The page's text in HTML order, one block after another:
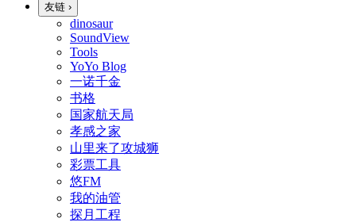
友链 ›
dinosaur
SoundView
Tools
YoYo Blog
一诺千金
书格
国家航天局
孝感之家
山里来了攻城狮
彩票工具
悠FM
我的油管
探月工程